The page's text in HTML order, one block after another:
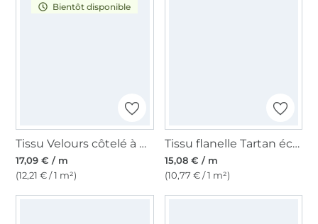
Bientôt disponible
Tissu Velours côtelé à motif « Leo Dots », taupe
17,09 € / m
(12,21 € / 1 m²)
Tissu flanelle Tartan écossais Nico, bleu
15,08 € / m
(10,77 € / 1 m²)